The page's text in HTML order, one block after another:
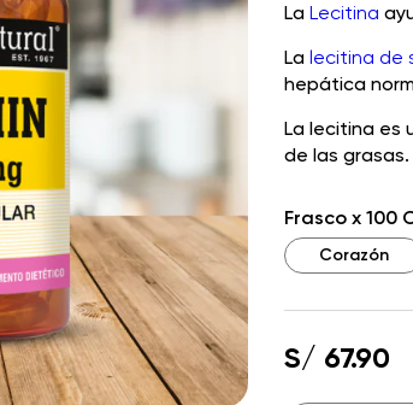
La Lecitina
La lecitina de
hepática
La lecitina es
de las grasas.
Frasco x 100
Corazón
S/ 67.90